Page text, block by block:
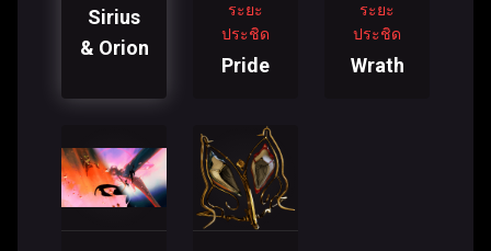
Sirius
& Orion
ระยะ
ประชิด
Pride
ระยะ
ประชิด
Wrath